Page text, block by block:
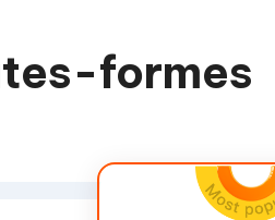
formes